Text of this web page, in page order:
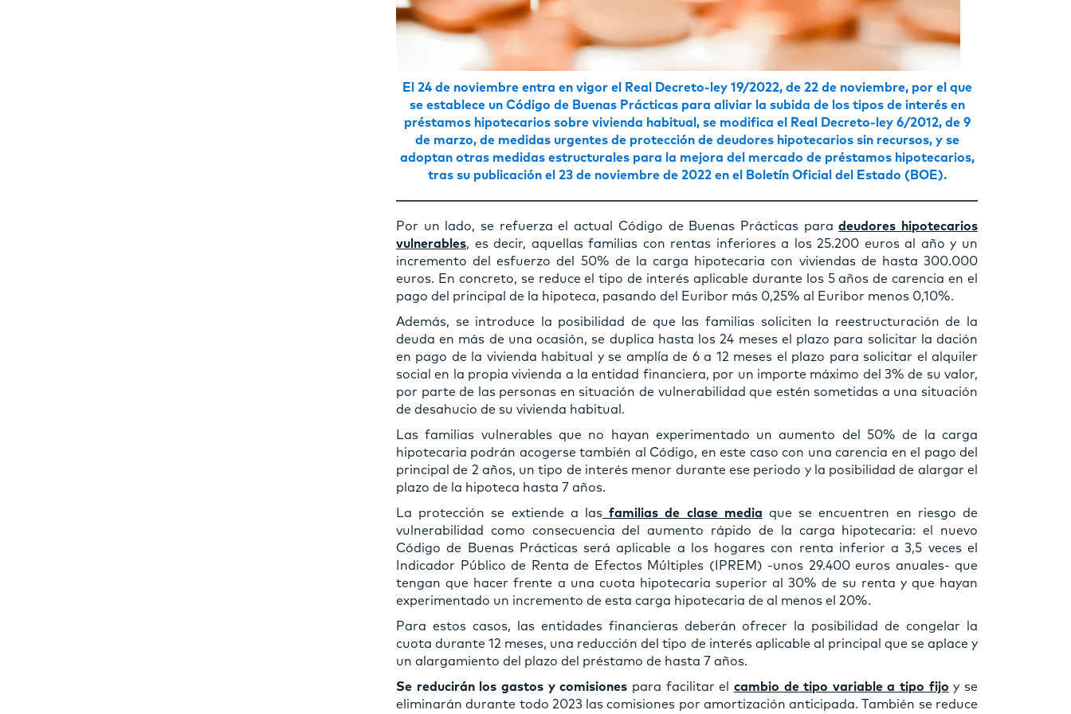
El 24 de noviembre entra en vigor el Real Decreto-ley 19/2022, de 22 de noviembre, por el que
se establece un Código de Buenas Prácticas para aliviar la subida de los tipos de interés en
préstamos hipotecarios sobre vivienda habitual, se modifica el Real Decreto-ley 6/2012, de 9
de marzo, de medidas urgentes de protección de deudores hipotecarios sin recursos, y se
adoptan otras medidas estructurales para la mejora del mercado de préstamos hipotecarios,
tras su publicación el 23 de noviembre de 2022 en el Boletín Oficial del Estado (BOE).
Por un lado, se refuerza el actual Código de Buenas Prácticas paradeudores hipotecarios
vulnerables, es decir, aquellas familias con rentas inferiores a los 25.200 euros al año y un
incremento del esfuerzo del 50% de la carga hipotecaria con viviendas de hasta 300.000
euros. En concreto, se reduce el tipo de interés aplicable durante los 5 años de carencia en el
pago del principal de la hipoteca, pasando del Euribor más 0,25% al Euribor menos 0,10%.
Además, se introduce la posibilidad de que las familias soliciten la reestructuración de la
deuda en más de una ocasión, se duplica hasta los 24 meses el plazo para solicitar la dación
en pago de la vivienda habitual y se amplía de 6 a 12 meses el plazo para solicitar el alquiler
social en la propia vivienda a la entidad financiera, por un importe máximo del 3% de su valor,
por parte de las personas en situación de vulnerabilidad que estén sometidas a una situación
de desahucio de su vivienda habitual.
Las familias vulnerables que no hayan experimentado un aumento del 50% de la carga
hipotecaria podrán acogerse también al Código, en este caso con una carencia en el pago del
principal de 2 años, un tipo de interés menor durante ese periodo y la posibilidad de alargar el
plazo de la hipoteca hasta 7 años.
La protección se extiende a las familias de clase media que se encuentren en riesgo de
vulnerabilidad como consecuencia del aumento rápido de la carga hipotecaria: el nuevo
Código de Buenas Prácticas será aplicable a los hogares con renta inferior a 3,5 veces el
Indicador Público de Renta de Efectos Múltiples (IPREM) -unos 29.400 euros anuales- que
tengan que hacer frente a una cuota hipotecaria superior al 30% de su renta y que hayan
experimentado un incremento de esta carga hipotecaria de al menos el 20%.
Para estos casos, las entidades financieras deberán ofrecer la posibilidad de congelar la
cuota durante 12 meses, una reducción del tipo de interés aplicable al principal que se aplace y
un alargamiento del plazo del préstamo de hasta 7 años.
Se reducirán los gastos y comisiones para facilitar el cambio de tipo variable a tipo fijo y se
eliminarán durante todo 2023 las comisiones por amortización anticipada. También se reduce